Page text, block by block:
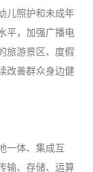
儿照护和未成年
平，加强广播电
旅游景区、度假
改善群众身边健
一体、集成互
输、存储、运算